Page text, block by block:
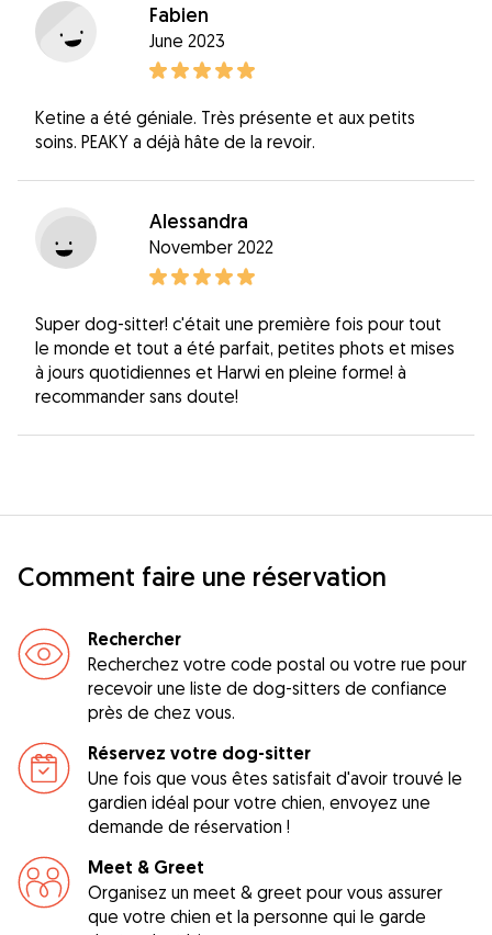
Fabien
June 2023
Ketine a été géniale. Très présente et aux petits
soins. PEAKY a déjà hâte de la revoir.
Alessandra
November 2022
Super dog-sitter! c'était une première fois pour tout
le monde et tout a été parfait, petites phots et mises
à jours quotidiennes et Harwi en pleine forme! à
recommander sans doute!
Comment faire une réservation
Rechercher
Recherchez votre code postal ou votre rue pour
recevoir une liste de dog-sitters de confiance
près de chez vous.
Réservez votre dog-sitter
Une fois que vous êtes satisfait d'avoir trouvé le
gardien idéal pour votre chien, envoyez une
demande de réservation !
Meet & Greet
Organisez un meet & greet pour vous assurer
que votre chien et la personne qui le garde